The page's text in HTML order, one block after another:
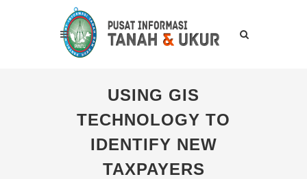
USING GIS
TECHNOLOGY TO
IDENTIFY NEW
TAXPAYERS